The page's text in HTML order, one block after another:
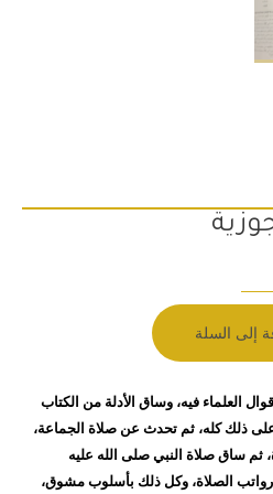
إلى السلة
العلماء فيه، وساق الأدلة من الكتاب
ذلك كله، ثم تحدث عن صلاة الجماعة،
ثم ساق صلاة النبي صلى الله عليه
الصلاة، وكل ذلك بأسلوب مشوق،